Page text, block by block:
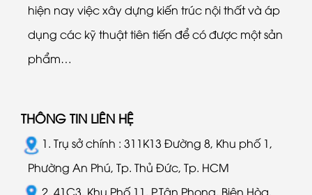
hiện nay việc xây dựng kiến trúc nội thất và áp
dụng các kỹ thuật tiên tiến để có được một sản
phẩm…
THÔNG TIN LIÊN HỆ
1. Trụ sở chính : 311K13 Đường 8, Khu phố 1,
Phường An Phú, Tp. Thủ Đức, Tp. HCM
2. 41C3, Khu Phố 11, P.Tân Phong, Biên Hòa,